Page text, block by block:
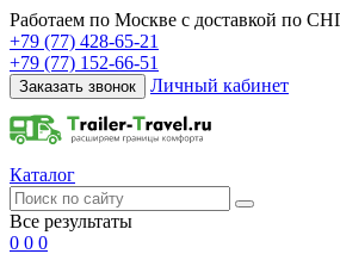
Работаем по Москве с доставкой по
+79 (77) 428-65-21
+79 (77) 152-66-51
Заказать звонок Личный кабинет
Каталог
Все результаты
0 0 0